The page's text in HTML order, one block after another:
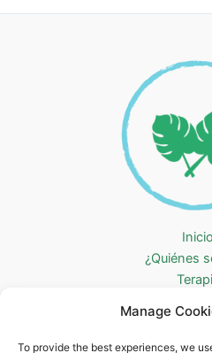
Manage
To provide the best experiences, we
Inicio
¿Quiénes